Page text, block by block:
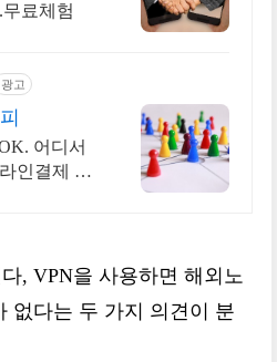
료체험
광고
어디서
인결제 자
, VPN을 사용하면 해외노
없다는 두 가지 의견이 분